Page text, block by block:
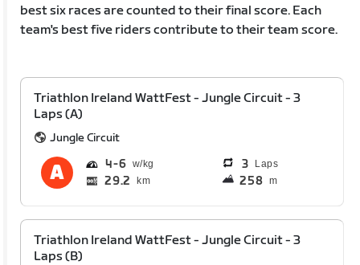
best six races are counted to their final score. Each
team's best five riders contribute to their team score.
Triathlon Ireland WattFest - Jungle Circuit - 3
Laps (A)
Jungle Circuit
4 6 3 Laps
29.2 km 258 m
Triathlon Ireland WattFest - Jungle Circuit - 3
Laps (B)